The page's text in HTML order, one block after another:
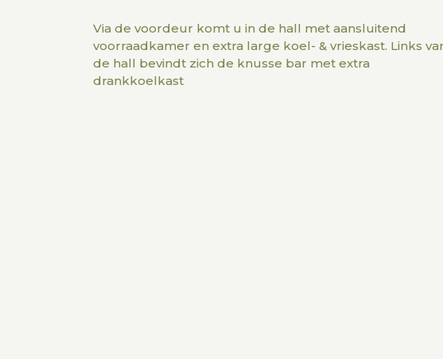
Via de voordeur komt u in de hall met aansluitend
voorraadkamer en extra large koel- & vrieskast. Links
de hall bevindt zich de knusse bar met extra
drankkoelkast